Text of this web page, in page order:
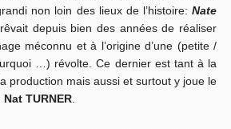
non loin des lieux de l’histoire:Nate
depuis bien des années de réaliser
méconnu et à l’origine d’une (petite /
…) révolte. Ce dernier est tant à la
production mais aussi et surtout y joue le
Nat TURNER.